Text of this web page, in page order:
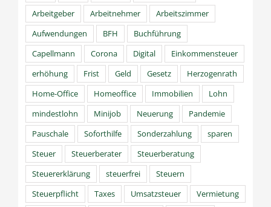
Arbeitgeber
Arbeitnehmer
Arbeitszimmer
Aufwendungen
BFH
Buchführung
Capellmann
Corona Digital
Einkommensteuer
erhöhung
Frist Geld Gesetz
Herzogenrath
Home-Office
Homeoffice Immobilien
Lohn
mindestlohn
Minijob Neuerung
Pandemie
Pauschale
Soforthilfe Sonderzahlung
sparen
Steuer
Steuerberater
Steuerberatung
Steuererklärung
steuerfrei
Steuern
Steuerpflicht
Taxes Umsatzsteuer
Vermietung